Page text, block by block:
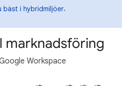
bäst i hybridmiljöer.
marknadsföring
Workspace